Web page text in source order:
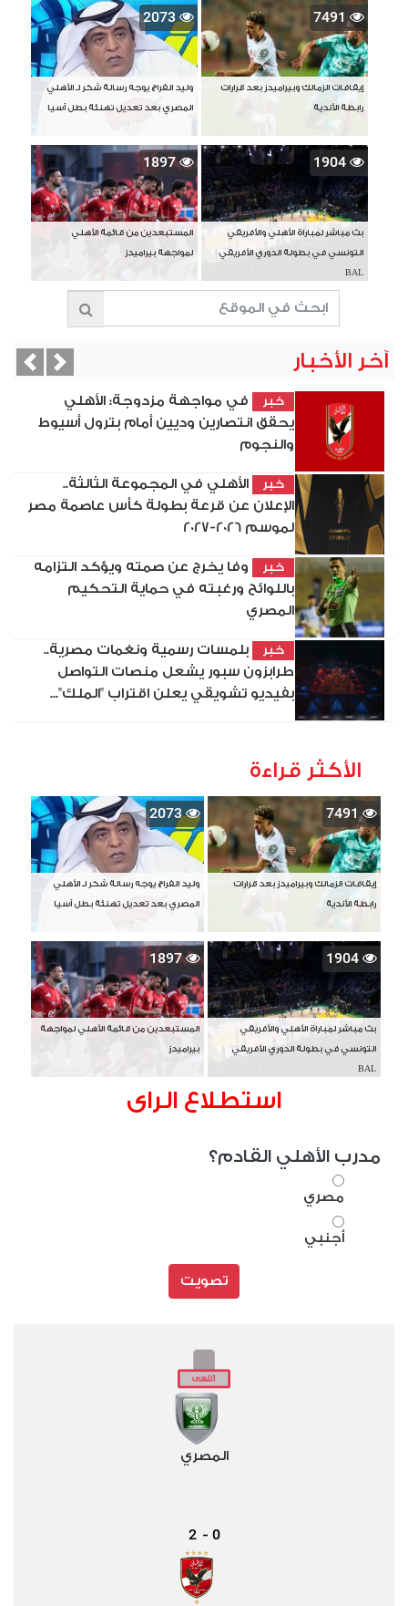
7491
إيقافات الزمالك وبيراميدز بعد قرارات
رابطة الأندية
2073
وليد الفراج يوجه رسالة شكر لـ الأهلي
المصري بعد تعديل تهنئة بطل آسيا
1904
بث مباشر لمباراة الأهلي والأفريقي
التونسي في بطولة الدوري الأفريقي
BAL
1897
المستبعدين من قائمة الأهلي
لمواجهة بيراميدز
آخر الأخبار
خبر
في مواجهة مزدوجة: الأهلي
يحقق انتصارين وديين أمام بترول أسيوط
والنجوم
خبر
الأهلي في المجموعة الثالثة..
الإعلان عن قرعة بطولة كأس عاصمة مصر
لموسم 2026-2027
خبر
وفا يخرج عن صمته ويؤكد التزامه
باللوائح ورغبته في حماية التحكيم
المصري
خبر
بلمسات رسمية ونغمات مصرية..
طرابزون سبور يشعل منصات التواصل
بفيديو تشويقي يعلن اقتراب "الملك"...
Next
الأكثر قراءة
7491
إيقافات الزمالك وبيراميدز بعد قرارات
رابطة الأندية
2073
وليد الفراج يوجه رسالة شكر لـ الأهلي
المصري بعد تعديل تهنئة بطل آسيا
1904
بث مباشر لمباراة الأهلي والأفريقي
التونسي في بطولة الدوري الأفريقي
BAL
1897
المستبعدين من قائمة الأهلي لمواجهة
بيراميدز
استطلاع الراى
مدرب الأهلي القادم؟
مصري
أجنبي
تصويت
المصري
0
-
2